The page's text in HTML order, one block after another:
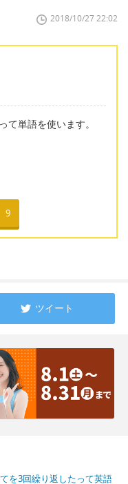
2018/10/27 22:02
単語を使います。
9
ツイート
を3回繰り返したって英語